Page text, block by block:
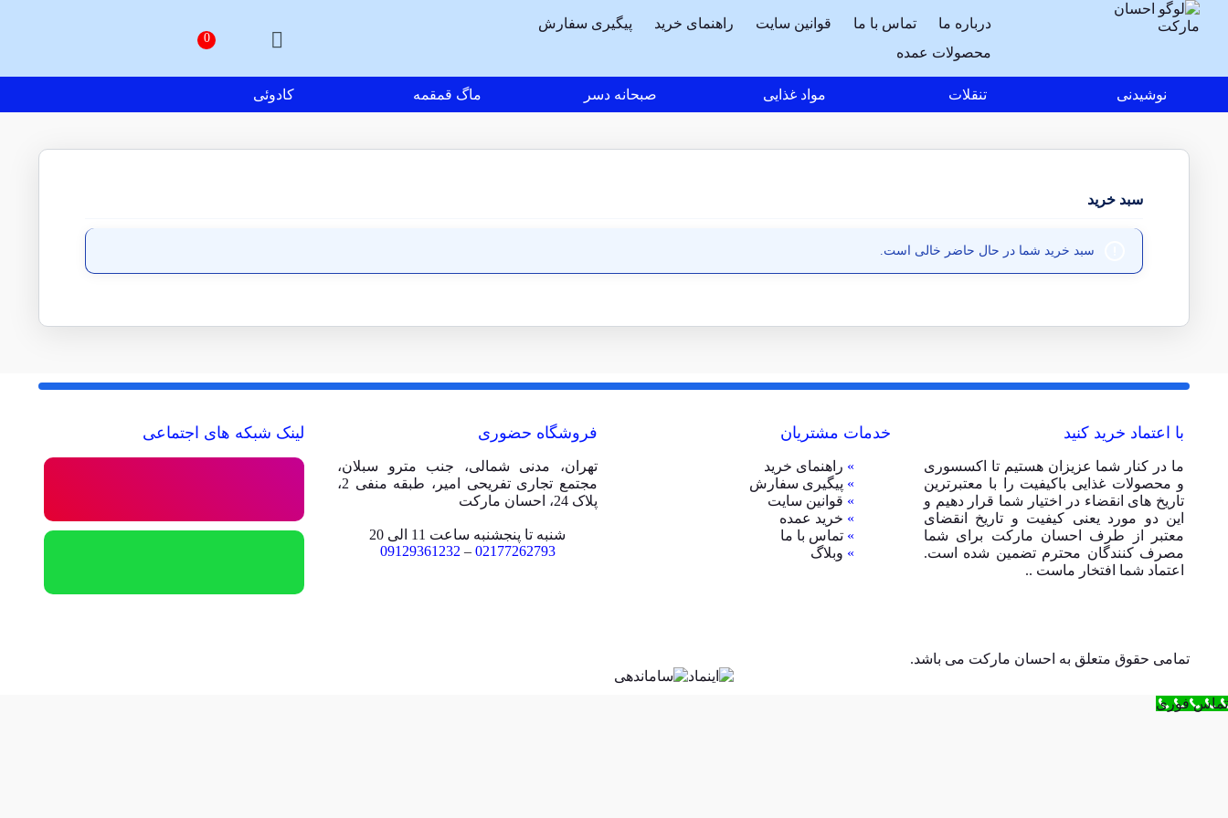
درباره ما تماس با ما قوانین سایت راهنمای خرید
پیگیری سفارش
محصولات عمده
نوشیدنی تنقلات مواد غذایی صبحانه دسر ماگ قمقمه کادوئی
سبد خرید
سبد خرید شما در حال حاضر خالی است.
با اعتماد خرید کنید
ما در کنار شما عزیزان هستیم تا اکسسوری
و محصولات غذایی باکیفیت را با معتبرترین
تاریخ های انقضاء در اختیار شما قرار دهیم و
این دو مورد یعنی کیفیت و تاریخ انقضای
معتبر از طرف احسان مارکت برای شما
مصرف کنندگان محترم تضمین شده است.
اعتماد شما افتخار ماست ..
خدمات مشتریان
» راهنمای خرید
» پیگیری سفارش
» قوانین سایت
» خرید عمده
» تماس با ما
» وبلاگ
فروشگاه حضوری
تهران، مدنی شمالی، جنب مترو سبلان،
مجتمع تجاری تفریحی امیر، طبقه منفی 2،
پلاک 24، احسان مارکت
شنبه تا پنجشنبه ساعت 11 الی 20
02177262793
–
09129361232
لینک شبکه های اجتماعی
تمامی حقوق متعلق به احسان مارکت می باشد.
تماس فوری